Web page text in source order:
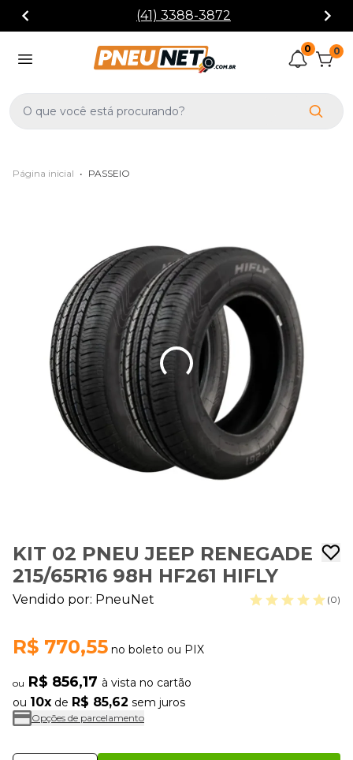
(41) 3388-3872
0 0
Página inicial • PASSEIO
KIT 02 PNEU JEEP RENEGADE
215/65R16 98H HF261 HIFLY
Vendido por: PneuNet (0)
R$ 770,55 no boleto ou PIX
ou R$ 856,17 à vista no cartão
ou 10x de R$ 85,62 sem juros
Opções de parcelamento